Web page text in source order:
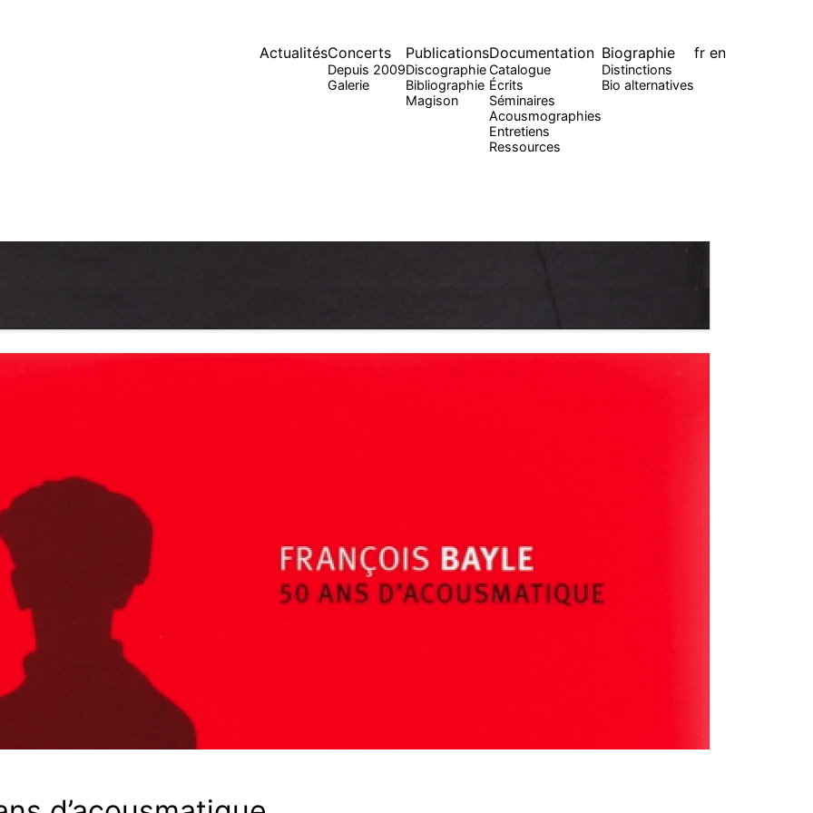
ActualitésConcerts
Depuis 2009
Galerie
Publications
Discographie
Bibliographie
Magison
Documentation
Catalogue
Écrits
Séminaires
Acousmographies
Entretiens
Ressources
Biographie
Distinctions
Bio alternatives
fr en